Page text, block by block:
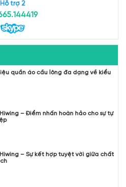
Hỗ trợ 2
quần áo cầu lông đa dạng về kiểu
– Điểm nhấn hoàn hảo cho sự tự
– Sự kết hợp tuyệt vời giữa chất